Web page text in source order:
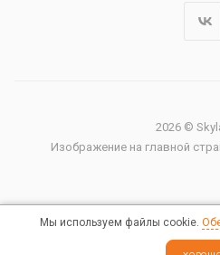
2026 ©
Изображение на главной
Правовая
Мы используем файлы cookie.